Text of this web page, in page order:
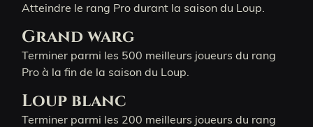
Atteindre le rang Pro durant la saison du Loup.
Grand warg
Terminer parmi les 500 meilleurs joueurs du rang
Pro à la fin de la saison du Loup.
Loup blanc
Terminer parmi les 200 meilleurs joueurs du rang